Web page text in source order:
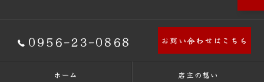
0956-23-0868 お問い合わせはこちら
ホーム 店主の想い